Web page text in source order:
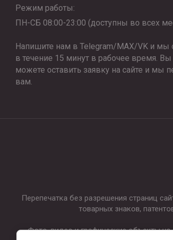
Режим работы:
ПН-СБ 08:00-23:00 (доступны во всех
Напишите нам в Telegram/MAX/VK и мы
в течение 15 минут в рабочее время.
можете оставить заявку на сайте и мы
вам.
Перепечатка без разрешения страниц
товарных знаков,
Фото, видео и графические объекты на